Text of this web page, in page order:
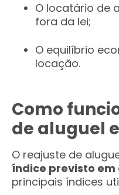
O locatário de
fora da lei;
O equilíbrio
locação.
Como
de aluguel
O reajuste de
índice previsto
principais índices